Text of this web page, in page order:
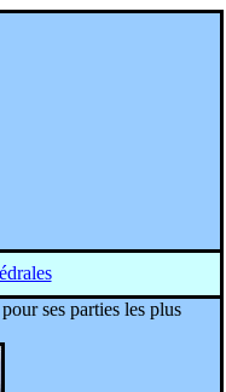
ses parties les plus